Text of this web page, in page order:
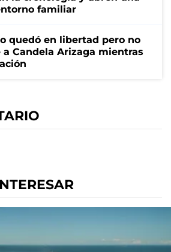
familiar
quedó en libertad pero no
a Candela Arizaga mientras